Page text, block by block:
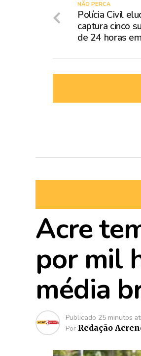
NÃO PERCA
Polícia Civil
captura cinco
de 24 horas
Acre
por mil
média
Publicado 25 minutos
Por Redação